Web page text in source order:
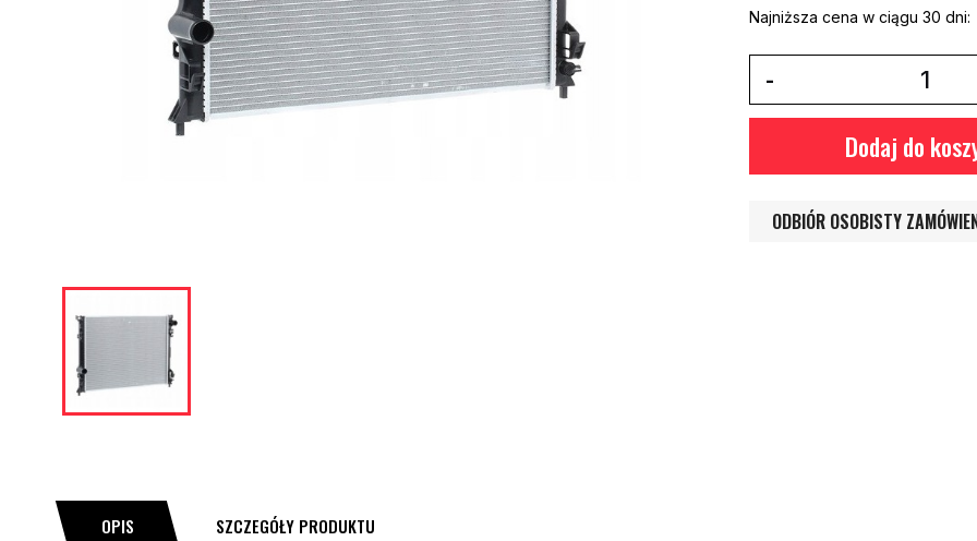
Najniższa cena w ciągu 30 dni:
Dodaj do
ODBIÓR OSOBISTY
OPIS SZCZEGÓŁY PRODUKTU